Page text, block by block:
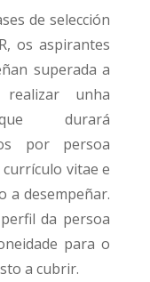
de selección
os aspirantes
superada a
unha
durará
por persoa
vitae e
a desempeñar.
da persoa
para o
a cubrir.